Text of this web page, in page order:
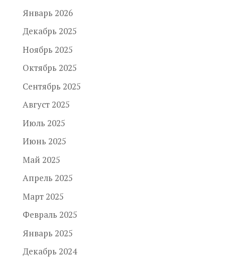
Январь 2026
Декабрь 2025
Ноябрь 2025
Октябрь 2025
Сентябрь 2025
Август 2025
Июль 2025
Июнь 2025
Май 2025
Апрель 2025
Март 2025
Февраль 2025
Январь 2025
Декабрь 2024